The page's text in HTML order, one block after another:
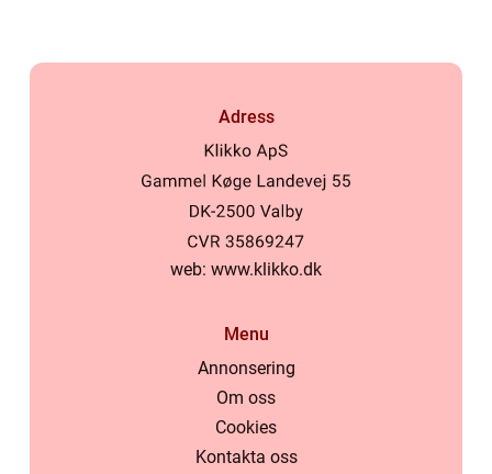
Adress
web: www.klikko.dk
Menu
Annonsering
Om oss
Cookies
Kontakta oss